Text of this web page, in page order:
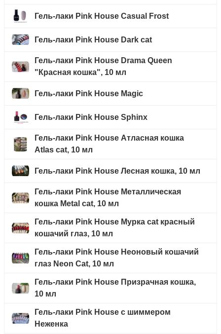
Гель-лаки Pink House Casual Frost
Гель-лаки Pink House Dark cat
Гель-лаки Pink House Drama Queen
"Красная кошка", 10 мл
Гель-лаки Pink House Magic
Гель-лаки Pink House Sphinx
Гель-лаки Pink House Атласная кошка
Atlas cat, 10 мл
Гель-лаки Pink House Лесная кошка, 10 мл
Гель-лаки Pink House Металлическая
кошка Metal cat, 10 мл
Гель-лаки Pink House Мурка cat красный
кошачий глаз, 10 мл
Гель-лаки Pink House Неоновый кошачий
глаз Neon Cat, 10 мл
Гель-лаки Pink House Призрачная кошка,
10 мл
Гель-лаки Pink House с шиммером
Неженка